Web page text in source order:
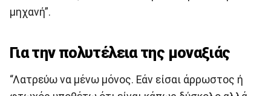
μηχανή”.
Για την πολυτέλεια της μοναξιάς
“Λατρεύω να μένω μόνος. Εάν είσαι άρρωστος ή